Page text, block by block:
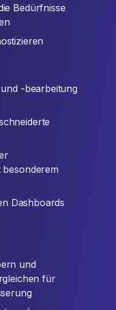
Bedürfnisse
-bearbeitung
besonderem
Dashboards
und
für